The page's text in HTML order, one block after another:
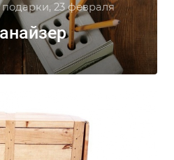
23 февраля